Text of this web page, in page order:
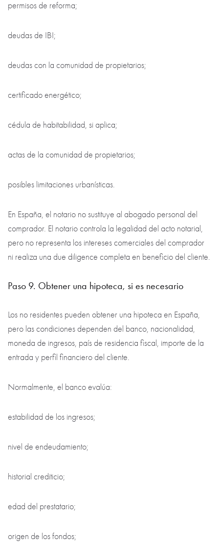
permisos de reforma;
deudas de IBI;
deudas con la comunidad de propietarios;
certificado energético;
cédula de habitabilidad, si aplica;
actas de la comunidad de propietarios;
posibles limitaciones urbanísticas.
En España, el notario no sustituye al abogado personal del
comprador. El notario controla la legalidad del acto notarial,
pero no representa los intereses comerciales del comprador
ni realiza una due diligence completa en beneficio del cliente.
Paso 9. Obtener una hipoteca, si es necesario
Los no residentes pueden obtener una hipoteca en España,
pero las condiciones dependen del banco, nacionalidad,
moneda de ingresos, país de residencia fiscal, importe de la
entrada y perfil financiero del cliente.
Normalmente, el banco evalúa:
estabilidad de los ingresos;
nivel de endeudamiento;
historial crediticio;
edad del prestatario;
origen de los fondos;